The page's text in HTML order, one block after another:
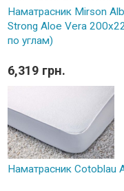
Наматрасник Mirson
Strong Aloe Vera
по углам)
6,319 грн.
Наматрасник Cotoblau